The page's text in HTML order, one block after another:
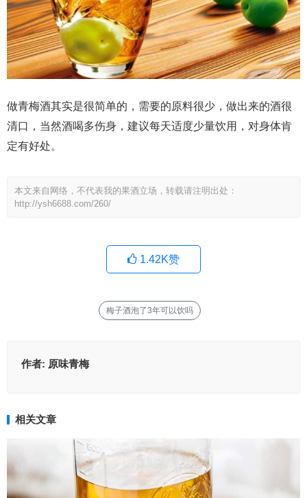
做青梅酒其实是很简单的，需要的原料很少，做出来的酒很
清口，当然酒喝多伤身，建议每天适度少量饮用，对身体肯
定有好处。
本文来自网络，不代表我的果酒立场，转载请注明出处：
http://ysh6688.com/260/
1.42K赞
梅子酒泡了3年可以饮吗
作者: 原味青梅
相关文章